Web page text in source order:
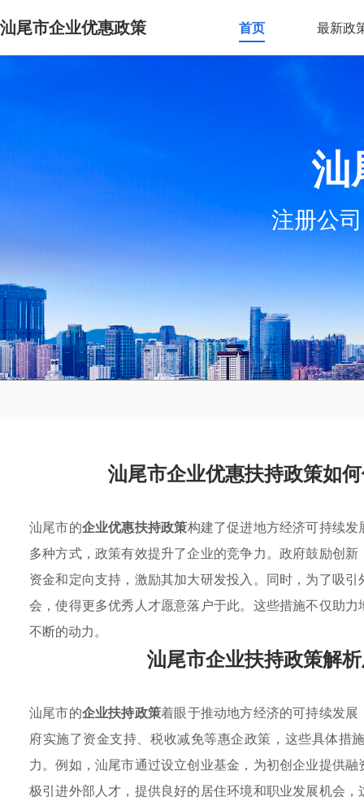
汕尾市企业优惠政策 首页 最新政
汕
注册公
汕尾市企业优惠扶持政策如
汕尾市的企业优惠扶持政策构建了促进地方经济可持续
多种方式，政策有效提升了企业的竞争力。政府鼓励创新
资金和定向支持，激励其加大研发投入。同时，为了吸
会，使得更多优秀人才愿意落户于此。这些措施不仅助
不断的动力。
汕尾市企业扶持政策解
汕尾市的企业扶持政策着眼于推动地方经济的可持续发
府实施了资金支持、税收减免等惠企政策，这些具体措
力。例如，汕尾市通过设立创业基金，为初创企业提供
极引进外部人才，提供良好的居住环境和职业发展机会